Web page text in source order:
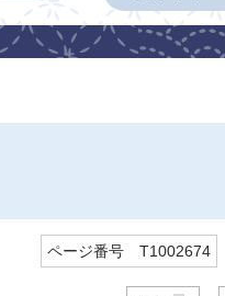
ページ番号 T1002674